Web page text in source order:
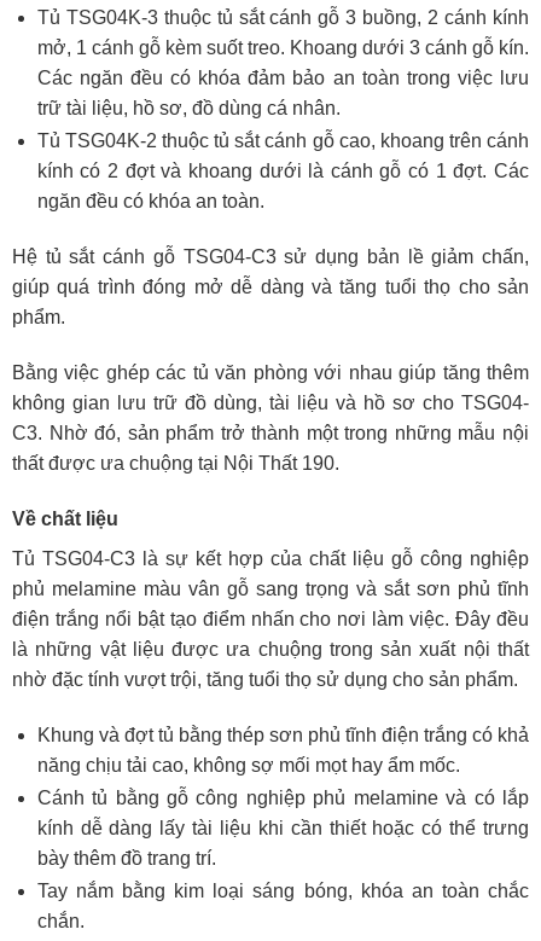
Tủ TSG04K-3 thuộc tủ sắt cánh gỗ 3 buồng, 2 cánh kính
mở, 1 cánh gỗ kèm suốt treo. Khoang dưới 3 cánh gỗ kín.
Các ngăn đều có khóa đảm bảo an toàn trong việc lưu
trữ tài liệu, hồ sơ, đồ dùng cá nhân.
Tủ TSG04K-2 thuộc tủ sắt cánh gỗ cao, khoang trên cánh
kính có 2 đợt và khoang dưới là cánh gỗ có 1 đợt. Các
ngăn đều có khóa an toàn.
Hệ tủ sắt cánh gỗ TSG04-C3 sử dụng bản lề giảm chấn,
giúp quá trình đóng mở dễ dàng và tăng tuổi thọ cho sản
phẩm.
Bằng việc ghép các tủ văn phòng với nhau giúp tăng thêm
không gian lưu trữ đồ dùng, tài liệu và hồ sơ cho TSG04-
C3. Nhờ đó, sản phẩm trở thành một trong những mẫu nội
thất được ưa chuộng tại Nội Thất 190.
Về chất liệu
Tủ TSG04-C3 là sự kết hợp của chất liệu gỗ công nghiệp
phủ melamine màu vân gỗ sang trọng và sắt sơn phủ tĩnh
điện trắng nổi bật tạo điểm nhấn cho nơi làm việc. Đây đều
là những vật liệu được ưa chuộng trong sản xuất nội thất
nhờ đặc tính vượt trội, tăng tuổi thọ sử dụng cho sản phẩm.
Khung và đợt tủ bằng thép sơn phủ tĩnh điện trắng có khả
năng chịu tải cao, không sợ mối mọt hay ẩm mốc.
Cánh tủ bằng gỗ công nghiệp phủ melamine và có lắp
kính dễ dàng lấy tài liệu khi cần thiết hoặc có thể trưng
bày thêm đồ trang trí.
Tay nắm bằng kim loại sáng bóng, khóa an toàn chắc
chắn.